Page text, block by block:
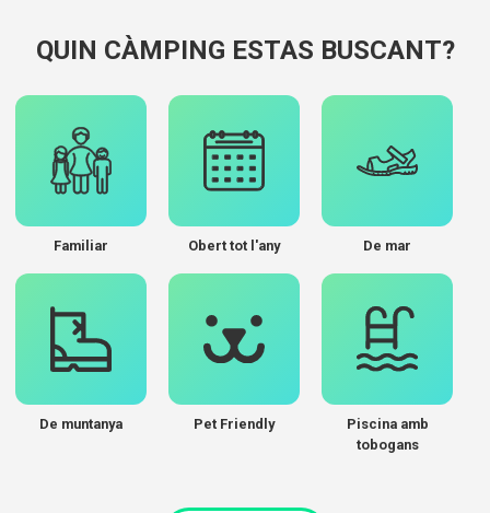
QUIN CÀMPING ESTAS BUSCANT?
Familiar Obert tot l'any De mar
De muntanya Pet Friendly
Piscina amb
tobogans